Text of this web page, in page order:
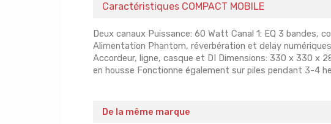
Caractéristiques COMPACT MOBILE
Deux canaux Puissance: 60 Watt Canal 1: EQ 3 bandes,
Alimentation Phantom, réverbération et delay
Accordeur, ligne, casque et DI Dimensions: 330 x 330 x
en housse Fonctionne également sur piles pendant 3-4
De la même marque